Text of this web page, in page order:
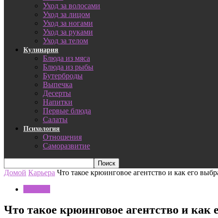
Уход за волосами
Уход за лицом
Уход за ногами
Уход за руками
Уход за телом
Кулинария
Блюда из мяса
Блюда из рыбы
Бутерброды
Выпечка
Десерты
Напитки
Первые блюда
Салаты
Психология
Отношения
Саморазвитие
Домой Карьера Что такое крюинговое агентство и как его
Что такое крюинговое агентство и как